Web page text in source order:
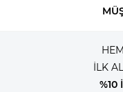
İLK
%10